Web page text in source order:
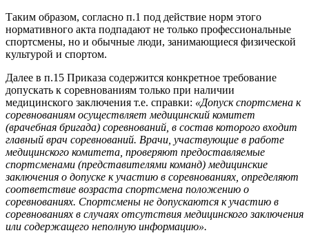
Таким образом, согласно п.1 под действие норм этого
нормативного акта подпадают не только профессиональные
спортсмены, но и обычные люди, занимающиеся физической
культурой и спортом.
Далее в п.15 Приказа содержится конкретное требование
допускать к соревнованиям только при наличии
медицинского заключения т.е. справки: «Допуск спортсмена к
соревнованиям осуществляет медицинский комитет
(врачебная бригада) соревнований, в состав которого входит
главный врач соревнований. Врачи, участвующие в работе
медицинского комитета, проверяют предоставляемые
спортсменами (представителями команд) медицинские
заключения о допуске к участию в соревнованиях, определяют
соответствие возраста спортсмена положению о
соревнованиях. Спортсмены не допускаются к участию в
соревнованиях в случаях отсутствия медицинского заключения
или содержащего неполную информацию».